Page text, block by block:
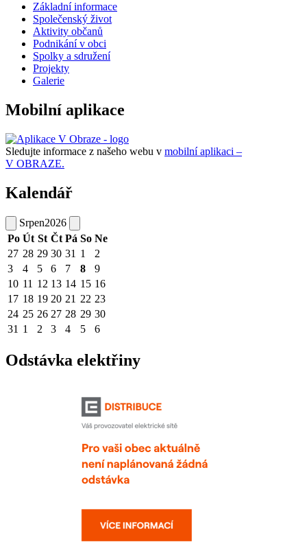
Základní informace
Společenský život
Aktivity občanů
Podnikání v obci
Spolky a sdružení
Projekty
Galerie
Mobilní aplikace
Sledujte informace z našeho webu v mobilní aplikaci –
V OBRAZE.
Kalendář
Srpen2026
Po Út St Čt Pá So Ne
27 28 29 30 31 1
2
3
4 5 6 7 8
9
10 11 12 13 14 15 16
17 18 19 20 21 22 23
24 25 26 27 28 29 30
31 1 2 3 4 5 6
Odstávka elektřiny